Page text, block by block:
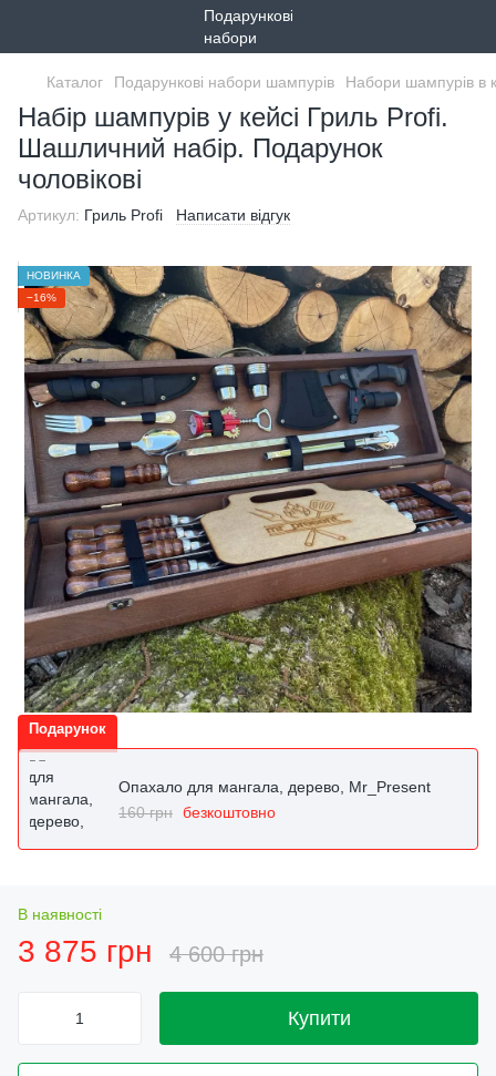
Каталог Подарункові набори шампурів Набори шампурів в
Набір шампурів у кейсі Гриль Profi.
Шашличний набір. Подарунок
чоловікові
Артикул: Гриль Profi Написати відгук
НОВИНКА
−16%
Подарунок
Опахало для мангала, дерево, Mr_Present
160 грн безкоштовно
В наявності
3 875 грн 4 600 грн
Купити